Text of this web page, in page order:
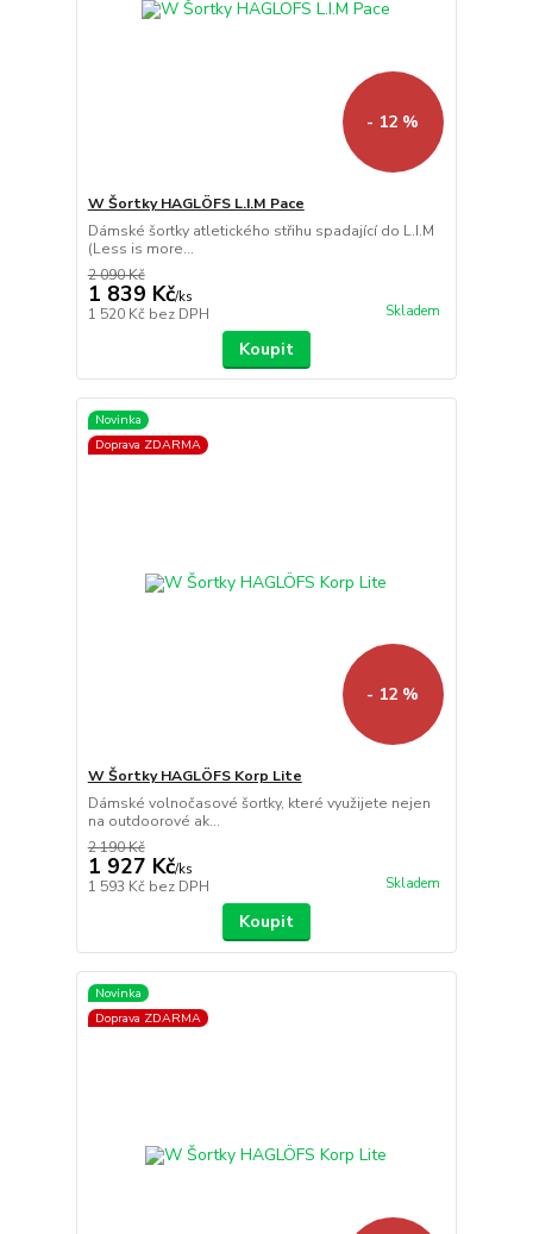
- 12 %
W Šortky HAGLÖFS L.I.M Pace
Dámské šortky atletického střihu spadající do L.I.M
(Less is more...
2 090 Kč
1 839 Kč/ks
1 520 Kč bez DPH Skladem
Koupit
Novinka
Doprava ZDARMA
- 12 %
W Šortky HAGLÖFS Korp Lite
Dámské volnočasové šortky, které využijete nejen
na outdoorové ak...
2 190 Kč
1 927 Kč/ks
1 593 Kč bez DPH Skladem
Koupit
Novinka
Doprava ZDARMA